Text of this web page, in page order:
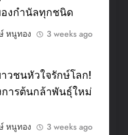
งกำนัลทุกชนิด
หนูทอง
3 weeks ago
าวชนหัวใจรักษ์โลก!
การต้นกล้าพันธุ์ใหม่
หนูทอง
3 weeks ago